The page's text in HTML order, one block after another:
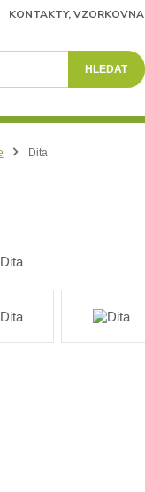
KONTAKTY, VZORKOVNA
HLEDAT
Dita